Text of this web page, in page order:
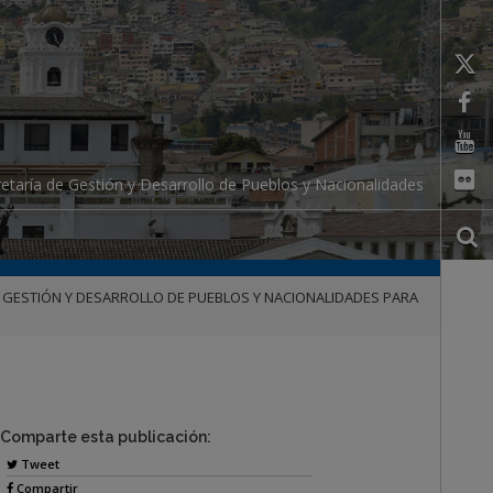
de Gestión y Desarrollo de Pueblos y Nacionalidades
Y DESARROLLO DE PUEBLOS Y NACIONALIDADES PARA
Comparte esta publicación:
Tweet
Compartir